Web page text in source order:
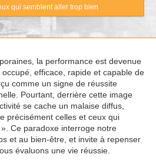
qui semblent aller trop bien
la performance est devenue
efficace, rapide et capable de
comme un signe de réussite
Pourtant, derrière cette image
se cache un malaise diffus,
précisément celles et ceux qui
Ce paradoxe interroge notre
et au bien-être, et invite à repenser
évaluons une vie réussie.